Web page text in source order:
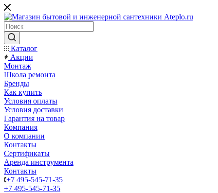
Каталог
Акции
Монтаж
Школа ремонта
Бренды
Как купить
Условия оплаты
Условия доставки
Гарантия на товар
Компания
О компании
Контакты
Сертификаты
Аренда инструмента
Контакты
+7 495-545-71-35
+7 495-545-71-35